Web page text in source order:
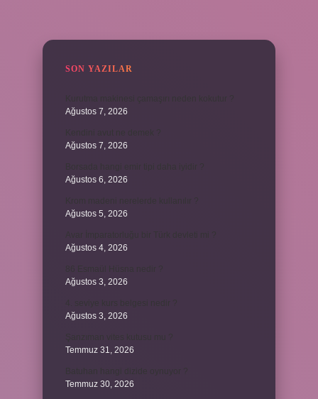
SON YAZILAR
Ağustos 7, 2026
Ağustos 7, 2026
Ağustos 6, 2026
Ağustos 5, 2026
Ağustos 4, 2026
Ağustos 3, 2026
Ağustos 3, 2026
Temmuz 31, 2026
Temmuz 30, 2026